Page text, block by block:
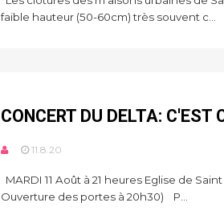
faible hauteur (50-60cm) très souvent c...
CONCERT DU DELTA: C'EST
11.8.20
MARDI 11 Août à 21 heures Eglise de
Ouverture des portes à 20h30) P...